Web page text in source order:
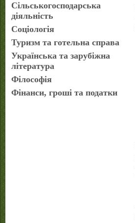
Сільськогосподарська
діяльність
Соціологія
Туризм та готельна справа
Українська та зарубіжна
література
Філософія
Фінанси, гроші та податки